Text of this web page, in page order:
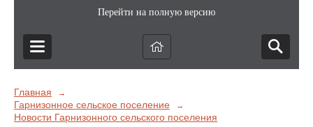
Перейти на полную версию
Главная →
Гарнизонное сельское поселение →
Новости Гарнизонного сельского поселения